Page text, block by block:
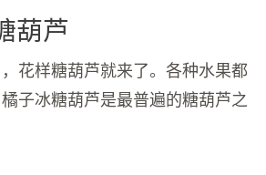
葫芦
花样糖葫芦就来了。各种水果都
子冰糖葫芦是最普遍的糖葫芦之